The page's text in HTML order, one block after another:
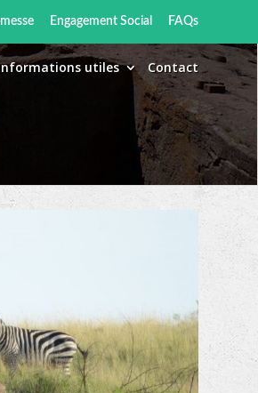
Engagement Social FAQs
utiles Contact